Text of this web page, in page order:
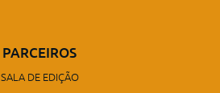
PARCEIROS
SALA DE EDIÇÃO